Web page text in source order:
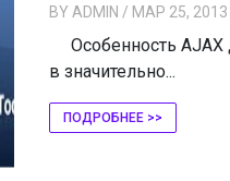
BY ADMIN / МАР 25, 2013
Особенность AJAX
в значительно...
ПОДРОБНЕЕ >>